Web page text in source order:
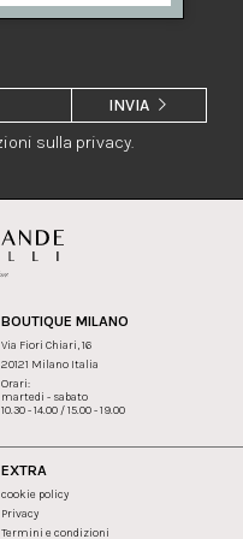
sulla privacy.
INVIA
BOUTIQUE MILANO
Via Fiori Chiari, 16
20121 Milano Italia
Orari:
martedi - sabato
10.30 - 14.00 / 15.00 - 19.00
EXTRA
cookie policy
Privacy
Termini e condizioni